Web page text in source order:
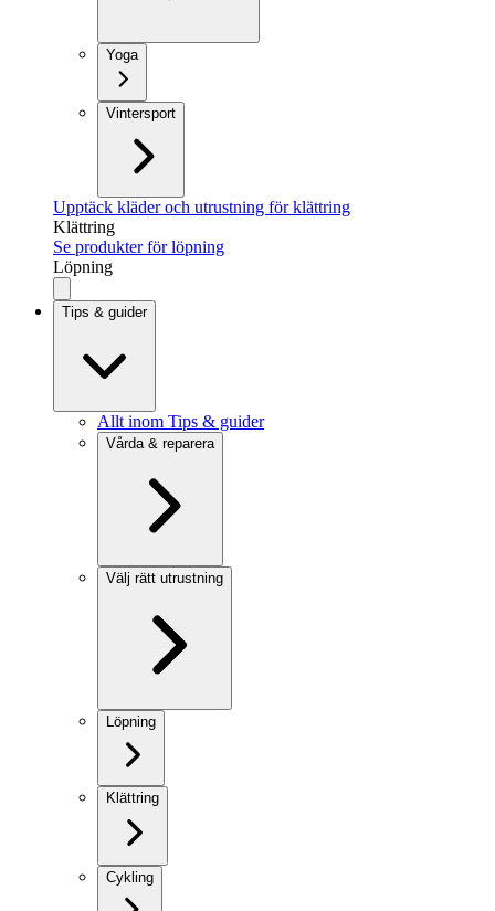
Yoga
Vintersport
Upptäck kläder och utrustning för klättring
Klättring
Se produkter för löpning
Löpning
Tips & guider
Allt inom Tips & guider
Vårda & reparera
Välj rätt utrustning
Löpning
Klättring
Cykling